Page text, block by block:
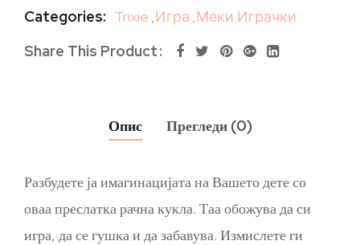
Categories: Trixie ,Игра ,Меки Играчки
Share This Product
Опис Прегледи (0)
Разбудете ја имагинацијата на Вашето дете со
оваа преслатка рачна кукла. Таа обожува да си
игра, да се гушка и да забавува. Измислете ги